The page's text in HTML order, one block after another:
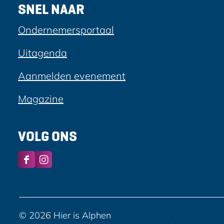
SNEL NAAR
Ondernemersportaal
Uitagenda
Aanmelden evenement
Magazine
VOLG ONS
F
e
b
I
t
a
© 2026 Hier is Alphen